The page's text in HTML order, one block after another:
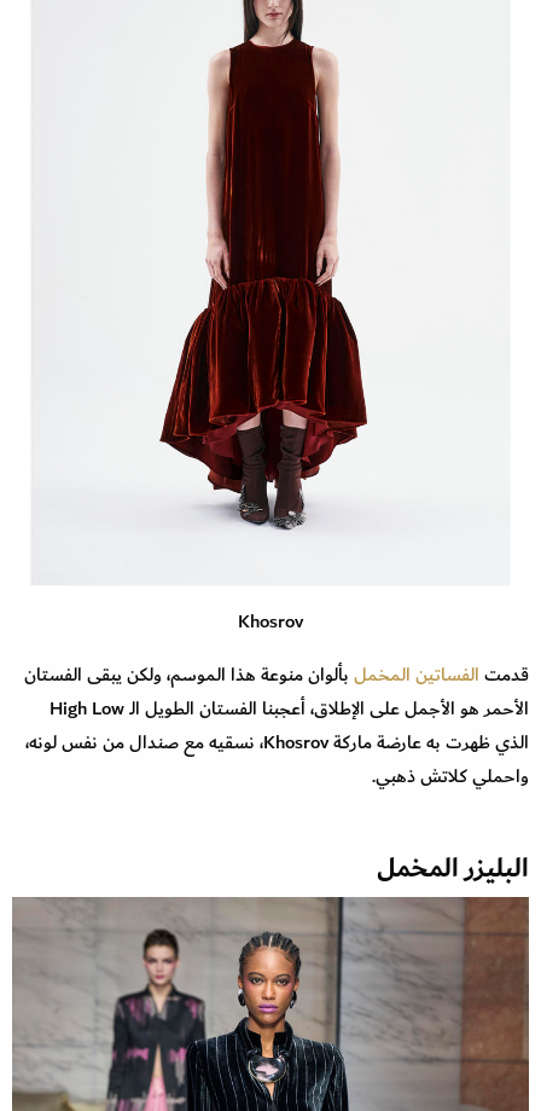
Khosrov
قدمتالفساتين المخملبألوان منوعة هذا الموسم، ولكن يبقى الفستان
الأحمر هو الأجمل على الإطلاق، أعجبنا الفستان الطويل الـ High Low
الذي ظهرت به عارضة ماركة Khosrov، نسقيه مع صندال من نفس لونه،
واحملي كلاتش ذهبي.
البليزر المخمل